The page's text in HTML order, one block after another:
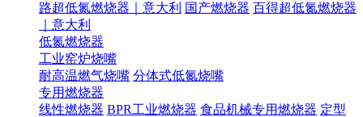
路超低氮燃烧器｜意大利 国产燃烧器 百得超低氮燃烧器
｜意大利
低氮燃烧器
工业窑炉烧嘴
耐高温燃气烧嘴 分体式低氮烧嘴
专用燃烧器
线性燃烧器 BPR工业燃烧器 食品机械专用燃烧器 定型